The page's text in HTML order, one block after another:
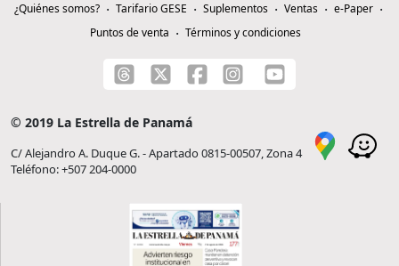
¿Quiénes somos? Tarifario GESE Suplementos Ventas
e-Paper
Puntos de venta
Términos y condiciones
© 2019 La Estrella de Panamá
C/ Alejandro A. Duque G. - Apartado 0815-00507, Zona 4
Teléfono: +507 204-0000